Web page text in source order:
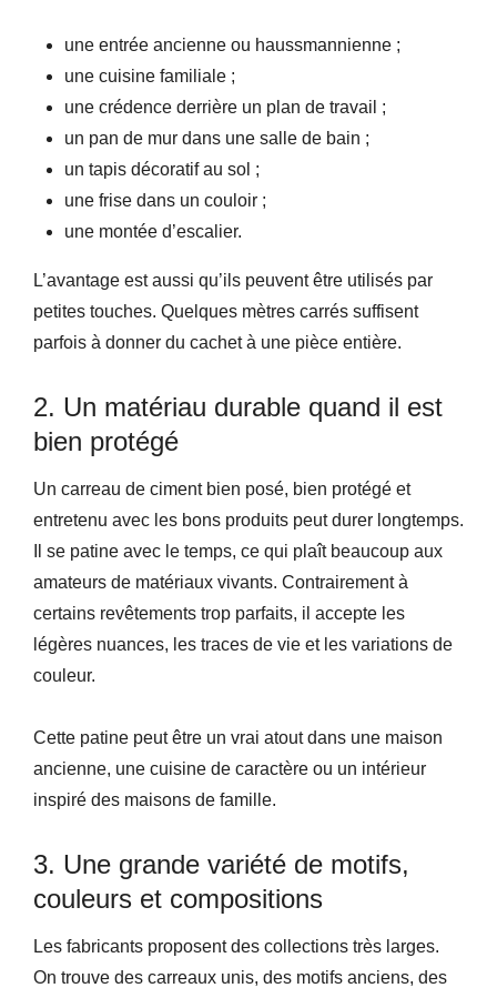
une entrée ancienne ou haussmannienne ;
une cuisine familiale ;
une crédence derrière un plan de travail ;
un pan de mur dans une salle de bain ;
un tapis décoratif au sol ;
une frise dans un couloir ;
une montée d’escalier.
L’avantage est aussi qu’ils peuvent être utilisés par
petites touches. Quelques mètres carrés suffisent
parfois à donner du cachet à une pièce entière.
2. Un matériau durable quand il est
bien protégé
Un carreau de ciment bien posé, bien protégé et
entretenu avec les bons produits peut durer longtemps.
Il se patine avec le temps, ce qui plaît beaucoup aux
amateurs de matériaux vivants. Contrairement à
certains revêtements trop parfaits, il accepte les
légères nuances, les traces de vie et les variations de
couleur.
Cette patine peut être un vrai atout dans une maison
ancienne, une cuisine de caractère ou un intérieur
inspiré des maisons de famille.
3. Une grande variété de motifs,
couleurs et compositions
Les fabricants proposent des collections très larges.
On trouve des carreaux unis, des motifs anciens, des